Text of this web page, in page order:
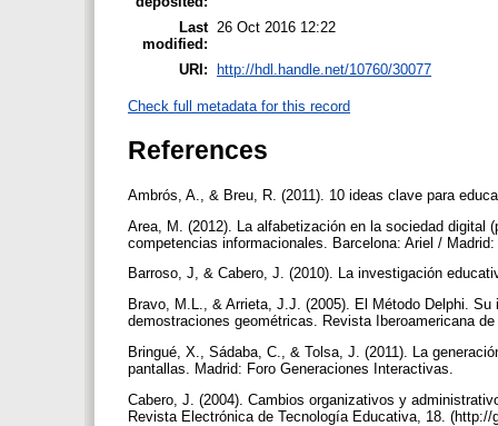
Last
modified:
26 Oct 2016 12:22
URI: http://hdl.handle.net/10760/30077
Check full metadata for this record
References
Ambrós, A., & Breu, R. (2011). 10 ideas clave para
Area, M. (2012). La alfabetización en la sociedad digital
competencias informacionales. Barcelona: Ariel /
Barroso, J, & Cabero, J. (2010). La investigación
Bravo, M.L., & Arrieta, J.J. (2005). El Método Delphi.
demostraciones geométricas. Revista Iberoamericana
Bringué, X., Sádaba, C., & Tolsa, J. (2011). La
pantallas. Madrid: Foro Generaciones Interactivas.
Cabero, J. (2004). Cambios organizativos y
Revista Electrónica de Tecnología Educativa, 18.